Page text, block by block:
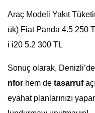
Araç Modeli Yakıt
ük) Fiat Panda 4.5 250
i i20 5.2 300 TL
Sonuç olarak,
nfor hem de tasarruf
eyahat planlarınızı